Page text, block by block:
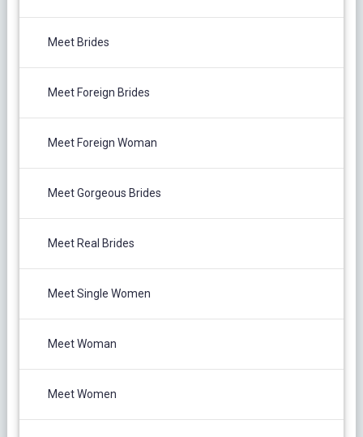
Meet Brides
Meet Foreign Brides
Meet Foreign Woman
Meet Gorgeous Brides
Meet Real Brides
Meet Single Women
Meet Woman
Meet Women